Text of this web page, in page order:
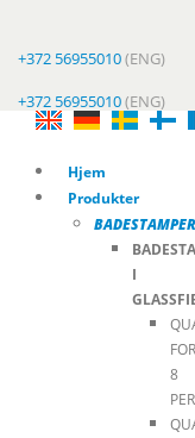
+372 56955010(ENG)
+372 56955010(ENG)
Hjem
Produkter
BADESTAMPER
I
FOR
8